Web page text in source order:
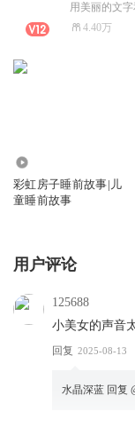
用美丽的文字
4.40万
彩虹房子睡前故事|儿
童睡前故事
用户评论
125688
小美女的声音
回复 2025-08-13
水晶深蓝 回复